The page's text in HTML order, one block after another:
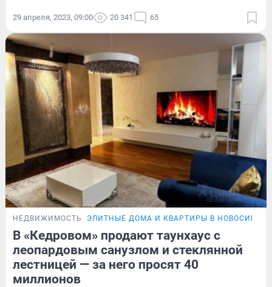
29 апреля, 2023, 09:00 20 341 65
НЕДВИЖИМОСТЬ ЭЛИТНЫЕ ДОМА И КВАРТИРЫ В
В «Кедровом» продают таунхаус с
леопардовым санузлом и стеклянной
лестницей — за него просят 40
миллионов